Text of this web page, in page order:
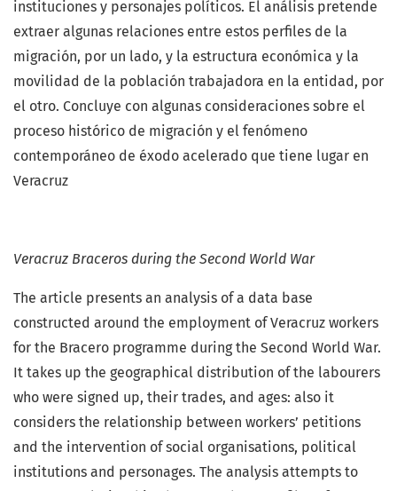
instituciones y personajes políticos. El análisis pretende
extraer algunas relaciones entre estos perfiles de la
migración, por un lado, y la estructura económica y la
movilidad de la población trabajadora en la entidad, por
el otro. Concluye con algunas consideraciones sobre el
proceso histórico de migración y el fenómeno
contemporáneo de éxodo acelerado que tiene lugar en
Veracruz
Veracruz Braceros during the Second World War
The article presents an analysis of a data base
constructed around the employment of Veracruz workers
for the Bracero programme during the Second World War.
It takes up the geographical distribution of the labourers
who were signed up, their trades, and ages: also it
considers the relationship between workers’ petitions
and the intervention of social organisations, political
institutions and personages. The analysis attempts to